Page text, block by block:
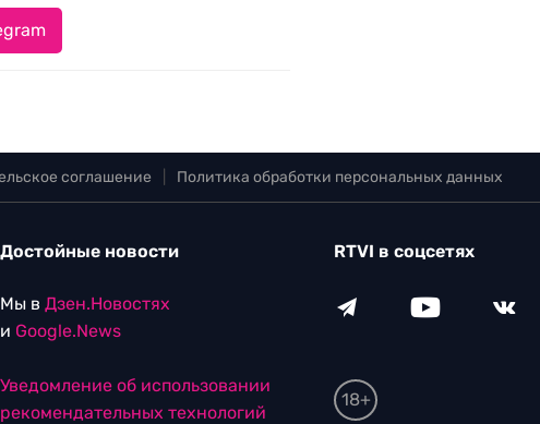
соглашение Политика обработки персональных данных
Достойные новости
Мы в Дзен.Новостях
и Google.News
Уведомление об использовании
рекомендательных технологий
RTVI в соцсетях
18+